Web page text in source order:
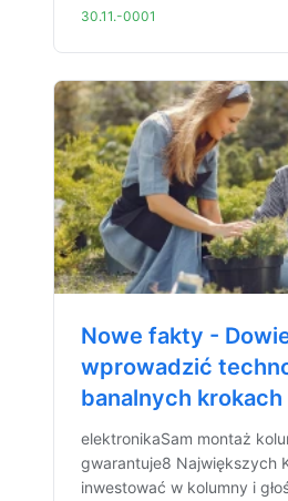
30.11.-0001
Nowe fakty -
wprowadzić
banalnych krokach
elektronikaSam montaż
gwarantuje8 Największych
inwestować w kolumny i